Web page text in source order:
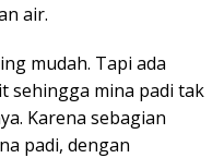
air.
mudah. Tapi ada
sehingga mina padi tak
Karena sebagian
padi, dengan